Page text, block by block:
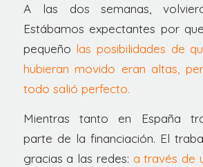
A las dos semanas,
Estábamos expectantes por
pequeño las posibilidades de
hubieran movido eran altas,
todo salió perfecto.
Mientras tanto en España
parte de la financiación. El
gracias a las redes: a través de